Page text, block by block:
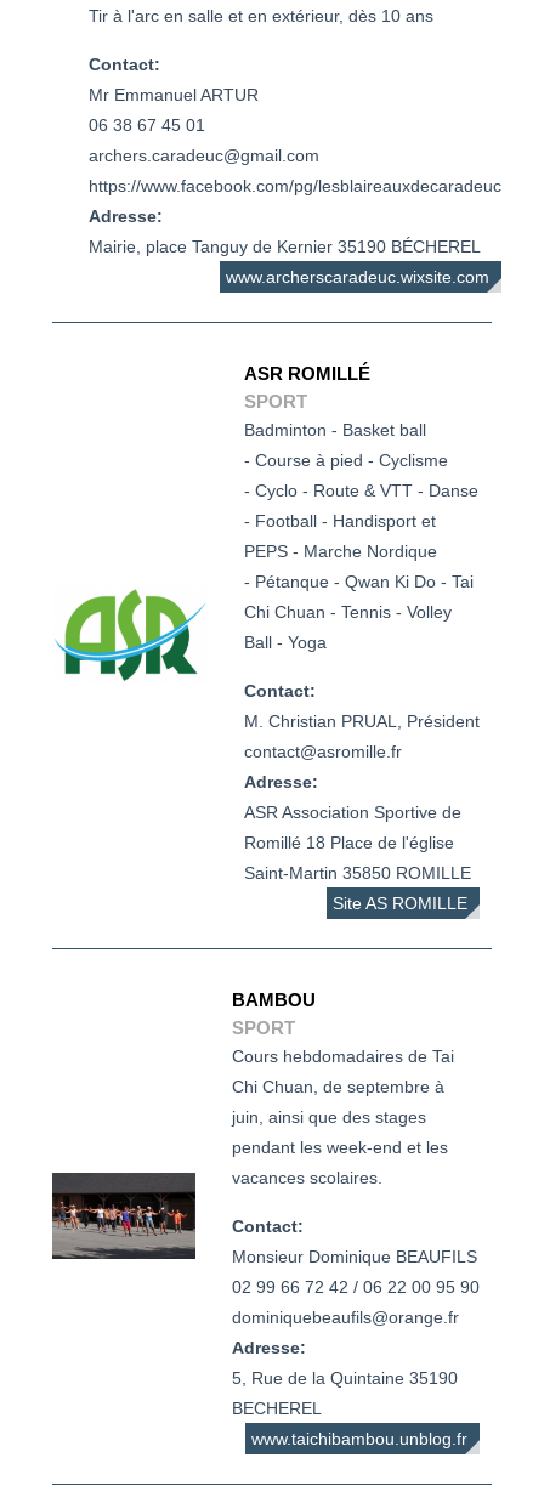
Tir à l'arc en salle et en extérieur, dès 10 ans
Contact:
Mr Emmanuel ARTUR
06 38 67 45 01
archers.caradeuc@gmail.com
https://www.facebook.com/pg/lesblaireauxdecaradeuc
Adresse:
Mairie, place Tanguy de Kernier 35190 BÉCHEREL
www.archerscaradeuc.wixsite.com
ASR ROMILLÉ
SPORT
Badminton - Basket ball
- Course à pied - Cyclisme
- Cyclo - Route & VTT - Danse
- Football - Handisport et
PEPS - Marche Nordique
- Pétanque - Qwan Ki Do - Tai
Chi Chuan - Tennis - Volley
Ball - Yoga
Contact:
M. Christian PRUAL, Président
contact@asromille.fr
Adresse:
ASR Association Sportive de
Romillé 18 Place de l'église
Saint-Martin 35850 ROMILLE
Site AS ROMILLE
BAMBOU
SPORT
Cours hebdomadaires de Tai
Chi Chuan, de septembre à
juin, ainsi que des stages
pendant les week-end et les
vacances scolaires.
Contact:
Monsieur Dominique BEAUFILS
02 99 66 72 42 / 06 22 00 95 90
Adresse:
5, Rue de la Quintaine 35190
BECHEREL
www.taichibambou.unblog.fr